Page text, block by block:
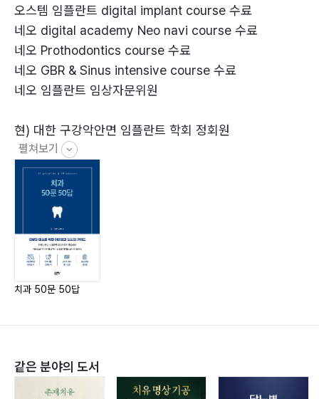
신경 치료는 어떤 과정인가요? 44
14. Q: 신경 치료 후에는 꼭 크라운을 씌워야 하나요? 47
15. ‌Q: 잇몸에서 피가 자주 나는데 잇몸병인가요? 잇몸병
의 증상은 무엇인가요? 50
16. Q: 잇몸병은 어떻게 치료하나요? 53
요? 56
18. Q: 치아 시림 증상은 왜 나타나나요? 어떻게 완화할
수 있나요? 59
19. Q: 이갈이가 심한데 어떻게 해야 하나요? 62
20. Q: 입냄새가 심한데 치과에서도 치료가 가능한가요?
Part 3 심미 치료와 치아 교정, 아름다운 미소를 위하여!
21. Q: 치아 미백은 어떤 효과가 있나요? 안전한가요? 70
24. Q: 치아 교정은 얼마나 오래 걸리나요? 통증은 없나
요? 77
오스템 임플란트 digital implant course 수료
네오 digital academy Neo navi course 수료
네오 Prothodontics course 수료
네오 GBR & Sinus intensive course 수료
네오 임플란트 임상자문위원
현) 대한 구강악안면 임플란트 학회 정회원
현) 대한 턱관절 교합학회 정회원
현) 영광 초담치과 대표원장
전) 해와달치과 대표원장 역임
전) 광주 지플란트 치과 원장 역임
전) 광주 세움치과 원장 역임
펼쳐보기
치과 50문 50답
같은 분야의 도서